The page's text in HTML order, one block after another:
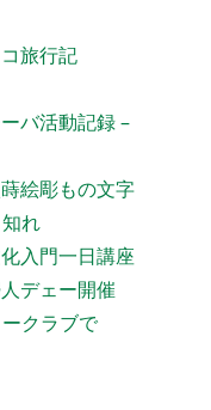
旅行記
バ活動記録 –
絵彫もの文字
れ
入門一日講座
デェー開催
クラブで